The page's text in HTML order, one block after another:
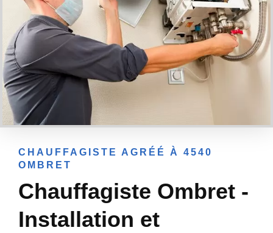
CHAUFFAGISTE AGRÉÉ À 4540
OMBRET
Chauffagiste Ombret -
Installation et